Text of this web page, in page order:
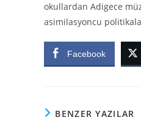
okullardan Adigece
asimilasyoncu
Facebook
BENZER YAZILAR